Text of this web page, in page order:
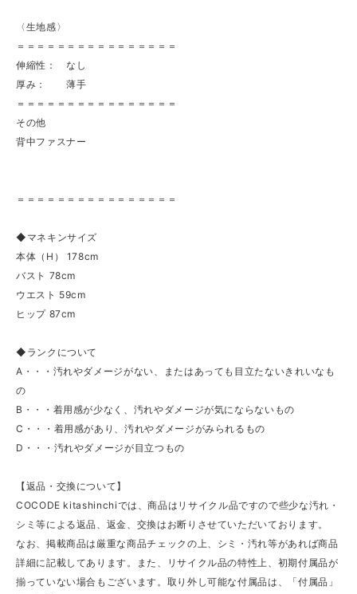
〈生地感〉
＝＝＝＝＝＝＝＝＝＝＝＝＝＝＝＝
伸縮性： なし
厚み： 薄手
＝＝＝＝＝＝＝＝＝＝＝＝＝＝＝＝
その他
背中ファスナー
＝＝＝＝＝＝＝＝＝＝＝＝＝＝＝＝
◆マネキンサイズ
本体（H） 178cm
バスト 78cm
ウエスト 59cm
ヒップ 87cm
◆ランクについて
A・・・汚れやダメージがない、またはあっても目立たないきれいなも
の
B・・・着用感が少なく、汚れやダメージが気にならないもの
C・・・着用感があり、汚れやダメージがみられるもの
D・・・汚れやダメージが目立つもの
【返品・交換について】
COCODE kitashinchiでは、商品はリサイクル品ですので些少な汚れ・
シミ等による返品、返金、交換はお断りさせていただいております。
なお、掲載商品は厳重な商品チェックの上、シミ・汚れ等があれば商品
詳細に記載してあります。また、リサイクル品の特性上、初期付属品が
揃っていない場合もございます。取り外し可能な付属品は、「付属品」